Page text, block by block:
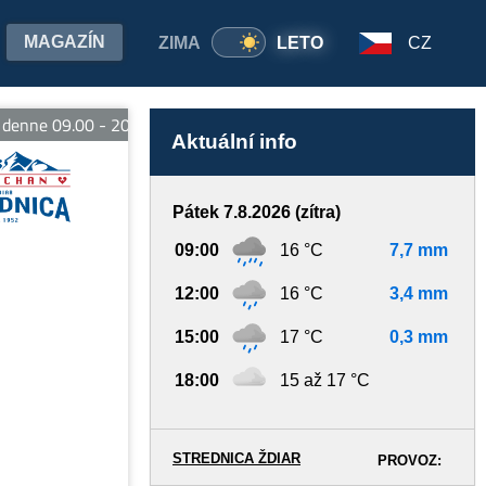
ZIMA LETO
MAGAZÍN CZ
09.00 - 20.00 hod. E-bike Strachan - otvorené denne od
Aktuální info
Pátek 7.8.2026 (zítra)
09:00 16 °C 7,7 mm
12:00 16 °C 3,4 mm
15:00 17 °C 0,3 mm
18:00 15 až 17 °C
PROVOZ:
STREDNICA ŽDIAR